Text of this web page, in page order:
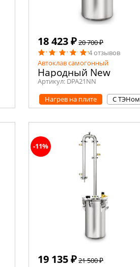
18 423 ₽20 700 ₽
4 отзывов
Автоклав самогонный
Народный New
Артикул: DPA21NN
Нагрев на плите С ТЭНом
19 135 ₽21 500 ₽
-11%